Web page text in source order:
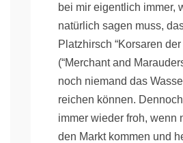
bei mir eigentlich immer,
natürlich sagen muss,
Platzhirsch “Korsaren
(“Merchant and
noch niemand das
reichen können.
immer wieder froh, wenn
den Markt kommen und